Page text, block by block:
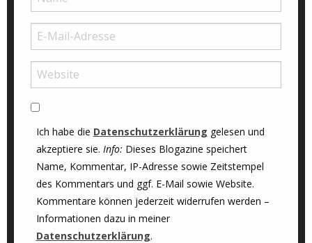
Ich habe die Datenschutzerklärung gelesen und
akzeptiere sie. Info: Dieses Blogazine speichert
Name, Kommentar, IP-Adresse sowie Zeitstempel
des Kommentars und ggf. E-Mail sowie Website.
Kommentare können jederzeit widerrufen werden –
Informationen dazu in meiner
Datenschutzerklärung.